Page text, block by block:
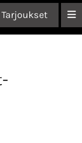
Tarjoukset